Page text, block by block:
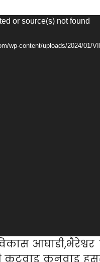
or source(s) not found
wp-content/uploads/2024/01/
कुटवाड कनवाड